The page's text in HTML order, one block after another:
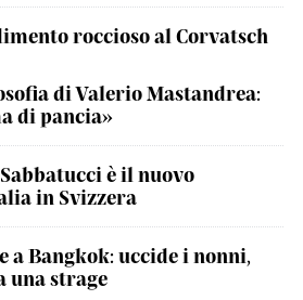
roccioso al Corvatsch
di Valerio Mastandrea:
di pancia»
è il nuovo
in Svizzera
a Bangkok: uccide i nonni,
una strage